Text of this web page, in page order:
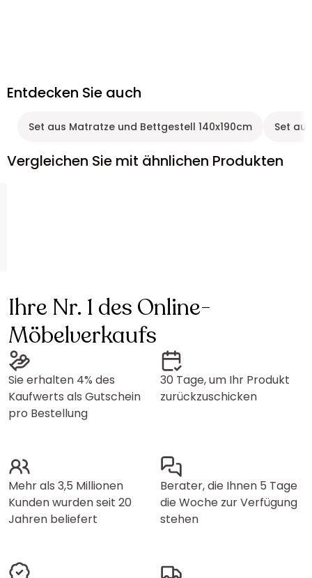
Entdecken Sie auch
Set aus Matratze und Bettgestell 140x190cm Set
Vergleichen Sie mit ähnlichen Produkten
Ihre Nr. 1 des Online-
Möbelverkaufs
Sie erhalten 4% des
Kaufwerts als Gutschein
pro Bestellung
30 Tage, um Ihr Produkt
zurückzuschicken
Mehr als 3,5 Millionen
Kunden wurden seit 20
Jahren beliefert
Berater, die Ihnen 5 Tage
die Woche zur Verfügung
stehen